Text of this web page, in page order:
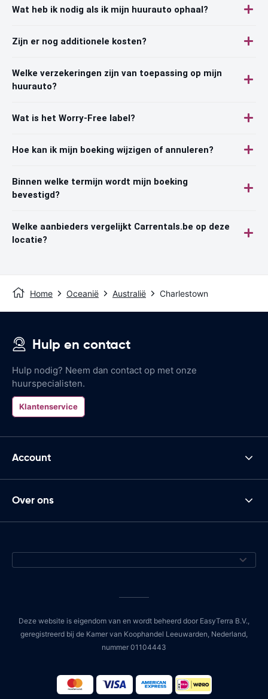
Wat heb ik nodig als ik mijn huurauto ophaal?
Zijn er nog additionele kosten?
Welke verzekeringen zijn van toepassing op mijn
huurauto?
Wat is het Worry-Free label?
Hoe kan ik mijn boeking wijzigen of annuleren?
Binnen welke termijn wordt mijn boeking
bevestigd?
Welke aanbieders vergelijkt Carrentals.be op deze
locatie?
Home Oceanië Australië Charlestown
Hulp en contact
Hulp nodig? Neem dan contact op met onze
huurspecialisten.
Klantenservice
Account
Over ons
Deze website is eigendom van en wordt beheerd door EasyTerra B.V.,
geregistreerd bij de Kamer van Koophandel Leeuwarden, Nederland,
nummer 01104443